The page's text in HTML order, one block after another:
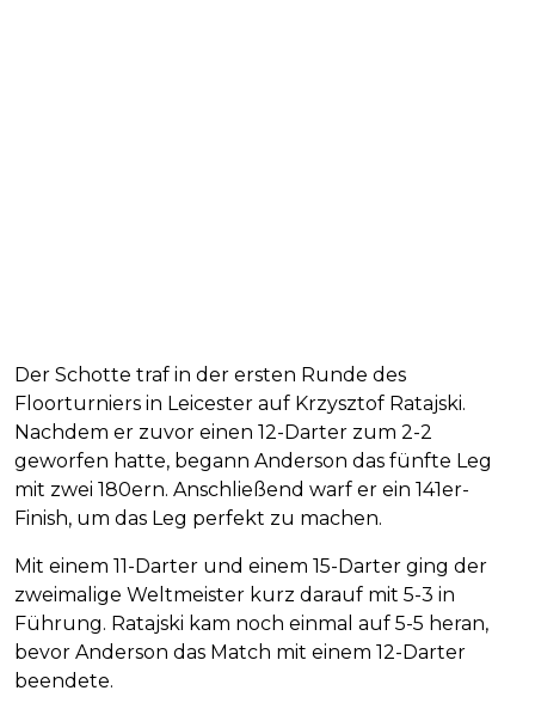
Der Schotte traf in der ersten Runde des
Floorturniers in Leicester auf Krzysztof Ratajski.
Nachdem er zuvor einen 12-Darter zum 2-2
geworfen hatte, begann Anderson das fünfte Leg
mit zwei 180ern. Anschließend warf er ein 141er-
Finish, um das Leg perfekt zu machen.
Mit einem 11-Darter und einem 15-Darter ging der
zweimalige Weltmeister kurz darauf mit 5-3 in
Führung. Ratajski kam noch einmal auf 5-5 heran,
bevor Anderson das Match mit einem 12-Darter
beendete.